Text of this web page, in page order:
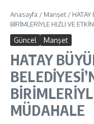
Anasayfa / Manşet / HATAY
BİRİMLERİYLE HIZLI VE
Güncel Manşet
HATAY
MÜDAHALE